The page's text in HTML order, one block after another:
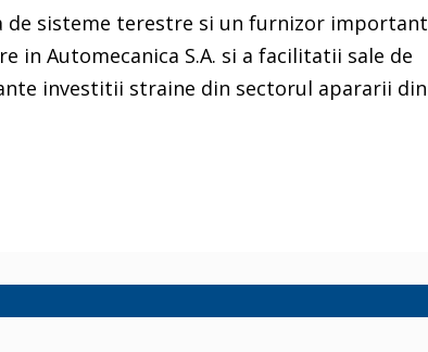
sisteme terestre si un furnizor important
Automecanica S.A. si a facilitatii sale de
investitii straine din sectorul apararii din